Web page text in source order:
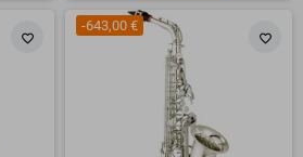
favorite_border favorite_border
-643,00 €